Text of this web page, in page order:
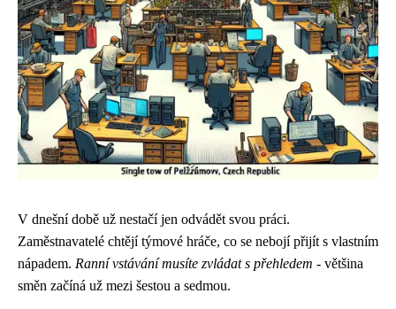
V dnešní době už nestačí jen odvádět svou práci.
Zaměstnavatelé chtějí týmové hráče, co se nebojí přijít s vlastním
nápadem. Ranní vstávání musíte zvládat s přehledem - většina
směn začíná už mezi šestou a sedmou.